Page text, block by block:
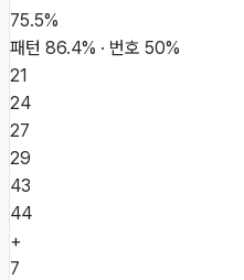
75.5%
패턴 86.4% · 번호 50%
21
24
27
29
43
44
+
7